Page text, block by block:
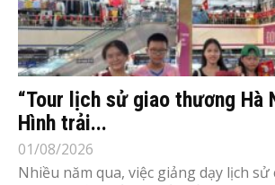
“Tour lịch sử giao thương Hà
Hình trải...
01/08/2026
Nhiều năm qua, việc giảng dạy lịch